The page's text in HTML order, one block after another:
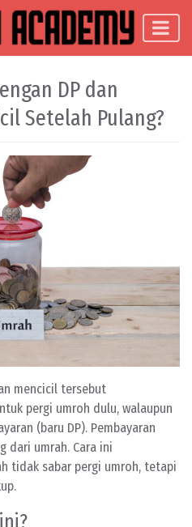
DP dan
Setelah Pulang?
mencicil tersebut
pergi umroh dulu, walaupun
(baru DP). Pembayaran
dari umrah. Cara ini
tidak sabar pergi umroh, tetapi